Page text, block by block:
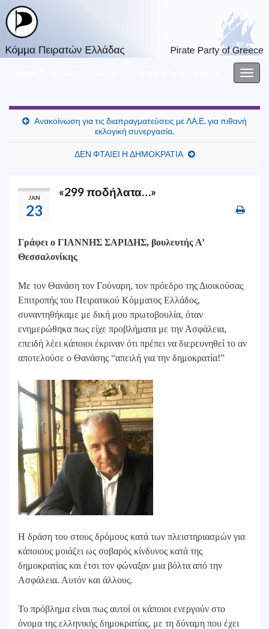
Ανακοίνωση για τις διαπραγματεύσεις με ΛΑ.Ε. για πιθανή
εκλογική συνεργασία.
ΔΕΝ ΦΤΑΙΕΙ Η ΔΗΜΟΚΡΑΤΙΑ
JAN
23
«299 ποδήλατα…»
Γράφει ο ΓΙΑΝΝΗΣ ΣΑΡΙΔΗΣ, βουλευτής Α’
Θεσσαλονίκης
Με τον Θανάση τον Γούναρη, τον πρόεδρο της Διοικούσας
Επιτροπής του Πειρατικού Κόμματος Ελλάδος,
συναντηθήκαμε με δική μου πρωτοβουλία, όταν
ενημερώθηκα πως είχε προβλήματα με την Ασφάλεια,
επειδή λέει κάποιοι έκριναν ότι πρέπει να διερευνηθεί το αν
αποτελούσε ο Θανάσης “απειλή για την δημοκρατία!”
Η δράση του στους δρόμους κατά των πλειστηριασμών για
κάποιους μοιάζει ως σοβαρός κίνδυνος κατά της
δημοκρατίας και έτσι τον φώναξαν μια βόλτα από την
Ασφάλεια. Αυτόν και άλλους.
Το πρόβλημα είναι πως αυτοί οι κάποιοι ενεργούν στο
όνομα της ελληνικής δημοκρατίας, με τη δύναμη που έχει